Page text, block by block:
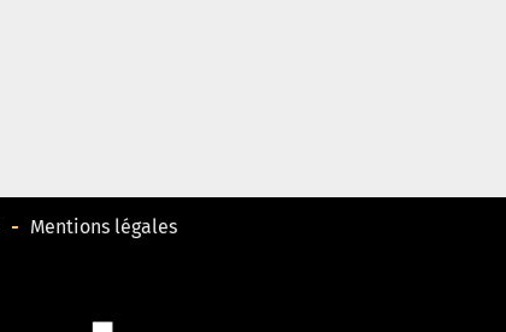
Mentions légales